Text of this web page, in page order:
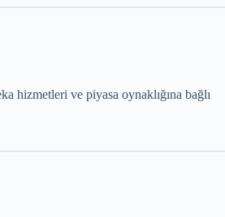
hizmetleri ve piyasa oynaklığına bağlı